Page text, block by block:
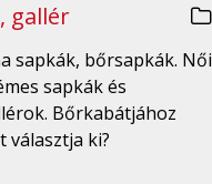
gallér
sapkák, bőrsapkák. Női
sapkák és
Bőrkabátjához
választja ki?